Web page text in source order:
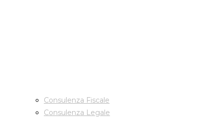
Consulenza Fiscale
Consulenza Legale